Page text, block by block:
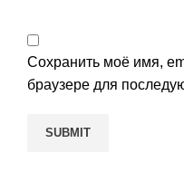
Сохранить моё имя,
браузере для